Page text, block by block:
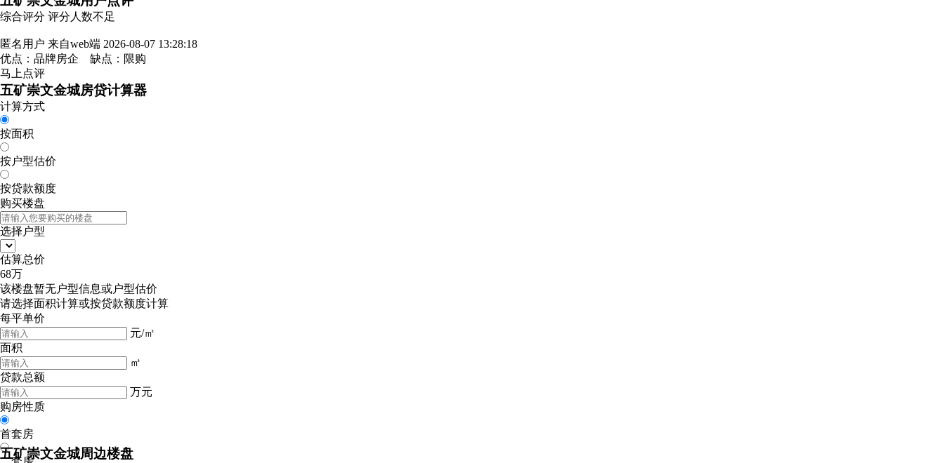
综合评分 评分人数不足
匿名用户 来自web端 2026-08-07 13:28:18
优点：品牌房企 缺点：限购
马上点评
五矿崇文金城房贷计算器
计算方式
按面积
按户型估价
按贷款额度
购买楼盘
选择户型
估算总价
68万
该楼盘暂无户型信息或户型估价
请选择面积计算或按贷款额度计算
每平单价
元/㎡
面积
㎡
贷款总额
万元
购房性质
首套房
五矿崇文金城周边楼盘